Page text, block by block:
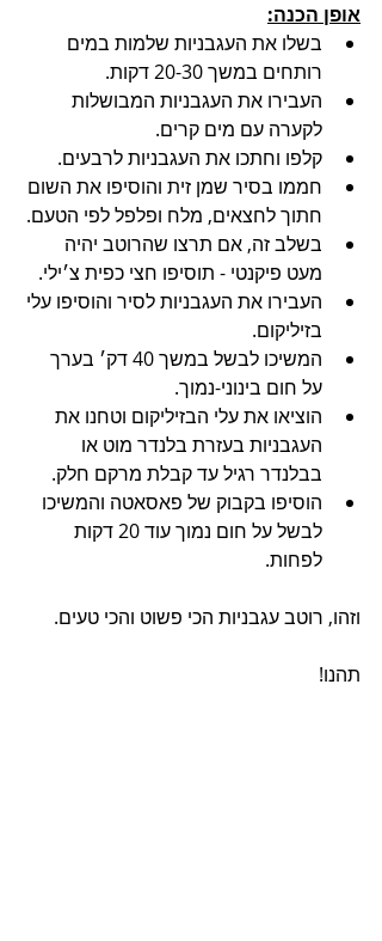
אופן הכנה:
בשלו את העגבניות שלמות במים
רותחים במשך 20-30 דקות.
העבירו את העגבניות המבושלות
לקערה עם מים קרים.
קלפו וחתכו את העגבניות לרבעים.
חממו בסיר שמן זית והוסיפו את השום
חתוך לחצאים, מלח ופלפל לפי הטעם.
בשלב זה, אם תרצו שהרוטב יהיה
מעט פיקנטי - תוסיפו חצי כפית צ׳ילי.
העבירו את העגבניות לסיר והוסיפו עלי
בזיליקום.
המשיכו לבשל במשך 40 דק׳ בערך
על חום בינוני-נמוך.
הוציאו את עלי הבזיליקום וטחנו את
העגבניות בעזרת בלנדר מוט או
בבלנדר רגיל עד קבלת מרקם חלק.
הוסיפו בקבוק של פאסאטה והמשיכו
לבשל על חום נמוך עוד 20 דקות
לפחות.
וזהו, רוטב עגבניות הכי פשוט והכי טעים.
תהנו!